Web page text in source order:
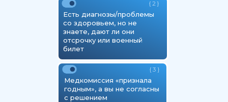
Есть диагнозы/проблемы
со здоровьем, но не
знаете, дают ли они
отсрочку или военный
билет
Медкомиссия «признала
годным», а вы не согласны
с решением
{ 2 }
{ 3 }